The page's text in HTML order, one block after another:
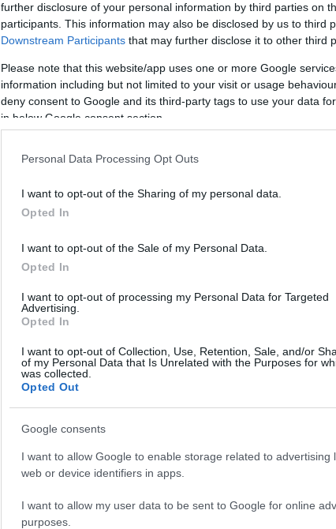
further disclosure of your personal information by third parties on
participants. This information may also be disclosed by us to third
Downstream Participants that may further disclose it to other third
Please note that this website/app uses one or more Google
information including but not limited to your visit or usage
deny consent to Google and its third-party tags to use your data
in below Google consent section.
Personal Data Processing Opt Outs
I want to opt-out of the Sharing of my personal data.
Opted In
I want to opt-out of the Sale of my Personal Data.
Opted In
I want to opt-out of processing my Personal Data for Targeted
Advertising.
Opted In
I want to opt-out of Collection, Use, Retention, Sale, and/or
of my Personal Data that Is Unrelated with the Purposes for
was collected.
Opted Out
Google consents
I want to allow Google to enable storage related to advertising
web or device identifiers in apps.
I want to allow my user data to be sent to Google for online
purposes.